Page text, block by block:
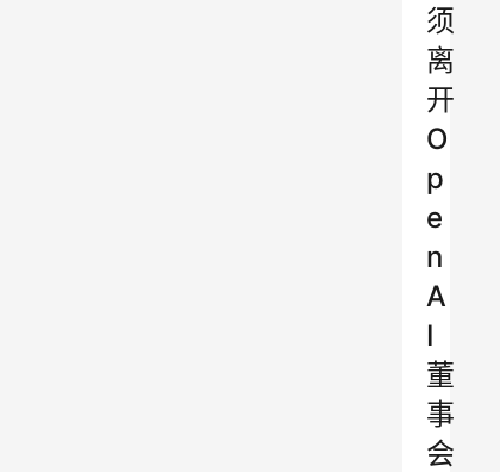
须
离
开
O
p
e
n
A
I
董
事
会